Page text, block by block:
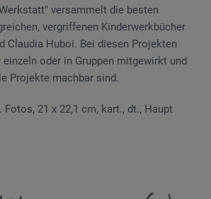
versammelt die besten
vergriffenen Kinderwerkbücher
Claudia Huboi. Bei diesen Projekten
einzeln oder in Gruppen mitgewirkt und
Projekte machbar sind.
Fotos, 21 x 22,1 cm, kart., dt., Haupt